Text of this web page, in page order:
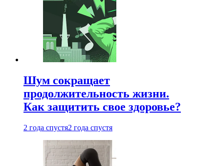
Шум сокращает
продолжительность жизни.
Как защитить свое здоровье?
2 года спустя2 года спустя